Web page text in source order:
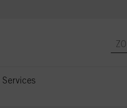
Services
page